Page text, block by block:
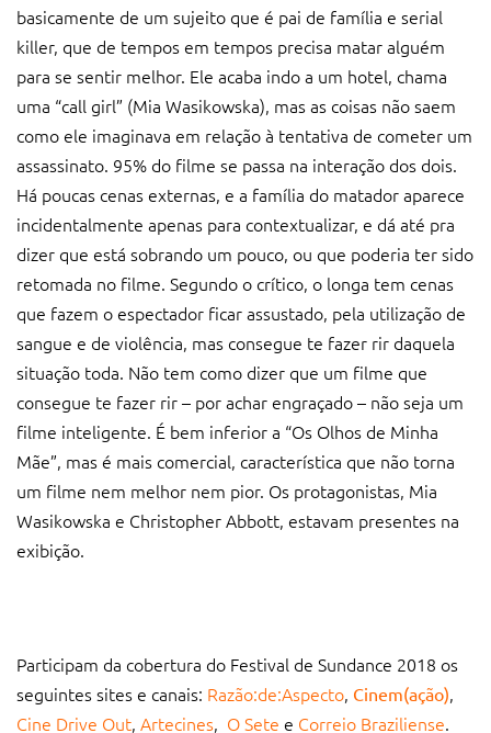
basicamente de um sujeito que é pai de família e serial
killer, que de tempos em tempos precisa matar alguém
para se sentir melhor. Ele acaba indo a um hotel, chama
uma “call girl” (Mia Wasikowska), mas as coisas não saem
como ele imaginava em relação à tentativa de cometer um
assassinato. 95% do filme se passa na interação dos dois.
Há poucas cenas externas, e a família do matador aparece
incidentalmente apenas para contextualizar, e dá até pra
dizer que está sobrando um pouco, ou que poderia ter sido
retomada no filme. Segundo o crítico, o longa tem cenas
que fazem o espectador ficar assustado, pela utilização de
sangue e de violência, mas consegue te fazer rir daquela
situação toda. Não tem como dizer que um filme que
consegue te fazer rir – por achar engraçado – não seja um
filme inteligente. É bem inferior a “Os Olhos de Minha
Mãe”, mas é mais comercial, característica que não torna
um filme nem melhor nem pior. Os protagonistas, Mia
Wasikowska e Christopher Abbott, estavam presentes na
exibição.
Participam da cobertura do Festival de Sundance 2018 os
seguintes sites e canais: Razão:de:Aspecto, Cinem(ação),
Cine Drive Out, Artecines, O Sete e Correio Braziliense.